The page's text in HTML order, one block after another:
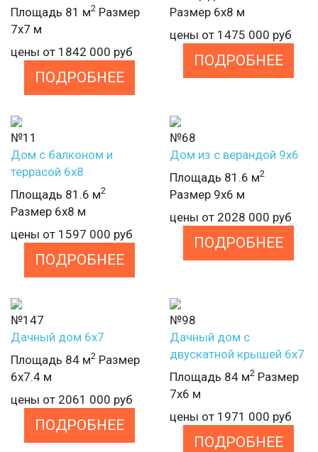
Площадь 81 м2 Размер
7х7 м
цены от 1842 000 руб
ПОДРОБНЕЕ
Размер 6х8 м
цены от 1475 000 руб
ПОДРОБНЕЕ
№11
Дом с балконом и
террасой 6х8
Площадь 81.6 м2
Размер 6х8 м
цены от 1597 000 руб
ПОДРОБНЕЕ
№68
Дом из с верандой 9х6
Площадь 81.6 м2
Размер 9х6 м
цены от 2028 000 руб
ПОДРОБНЕЕ
№147
Дачный дом 6х7
Площадь 84 м2 Размер
6х7.4 м
цены от 2061 000 руб
ПОДРОБНЕЕ
№98
Дачный дом с
двускатной крышей 6х7
Площадь 84 м2 Размер
7х6 м
цены от 1971 000 руб
ПОДРОБНЕЕ